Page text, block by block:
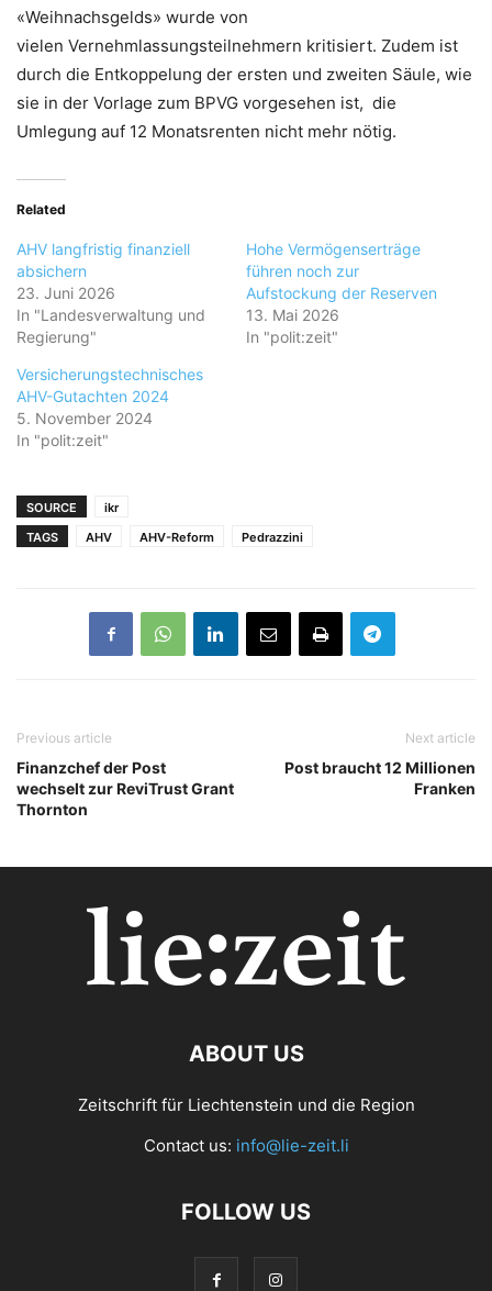
«Weihnachsgelds» wurde von
vielen Vernehmlassungsteilnehmern kritisiert. Zudem ist
durch die Entkoppelung der ersten und zweiten Säule, wie
sie in der Vorlage zum BPVG vorgesehen ist, die
Umlegung auf 12 Monatsrenten nicht mehr nötig.
Related
AHV langfristig finanziell
absichern
23. Juni 2026
In "Landesverwaltung und
Regierung"
Hohe Vermögenserträge
führen noch zur
Aufstockung der Reserven
13. Mai 2026
In "polit:zeit"
Versicherungstechnisches
AHV-Gutachten 2024
5. November 2024
In "polit:zeit"
SOURCE
ikr
TAGS
AHV AHV-Reform Pedrazzini
Previous article
Finanzchef der Post
wechselt zur ReviTrust Grant
Thornton
Next article
Post braucht 12 Millionen
Franken
ABOUT US
Zeitschrift für Liechtenstein und die Region
Contact us: info@lie-zeit.li
FOLLOW US